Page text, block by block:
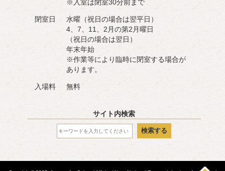
※入室は閉室30分前まで
閉室日
水曜（祝日の場合は翌平日）
4、7、11、2月の第2月曜日
（祝日の場合は翌日）
年末年始
※作業等により臨時に閉室する場合が
あります。
入場料 無料
サイト内検索
検索する